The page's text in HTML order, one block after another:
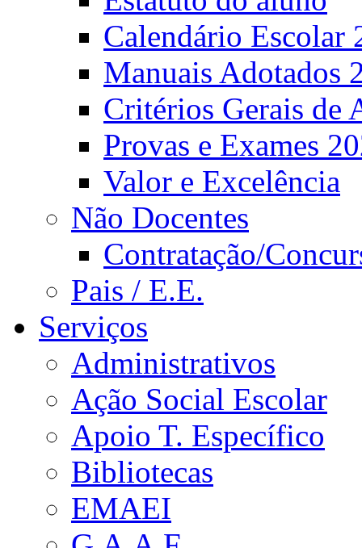
Calendário Escolar
Manuais Adotados
Critérios Gerais de
Provas e Exames
Valor e Excelência
Não Docentes
Contratação/
Pais / E.E.
Serviços
Administrativos
Ação Social Escolar
Apoio T. Específico
Bibliotecas
EMAEI